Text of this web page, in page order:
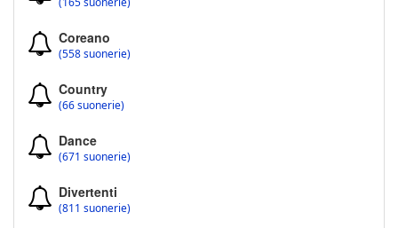
Coreano
(558 suonerie)
Country
(66 suonerie)
Dance
(671 suonerie)
Divertenti
(811 suonerie)